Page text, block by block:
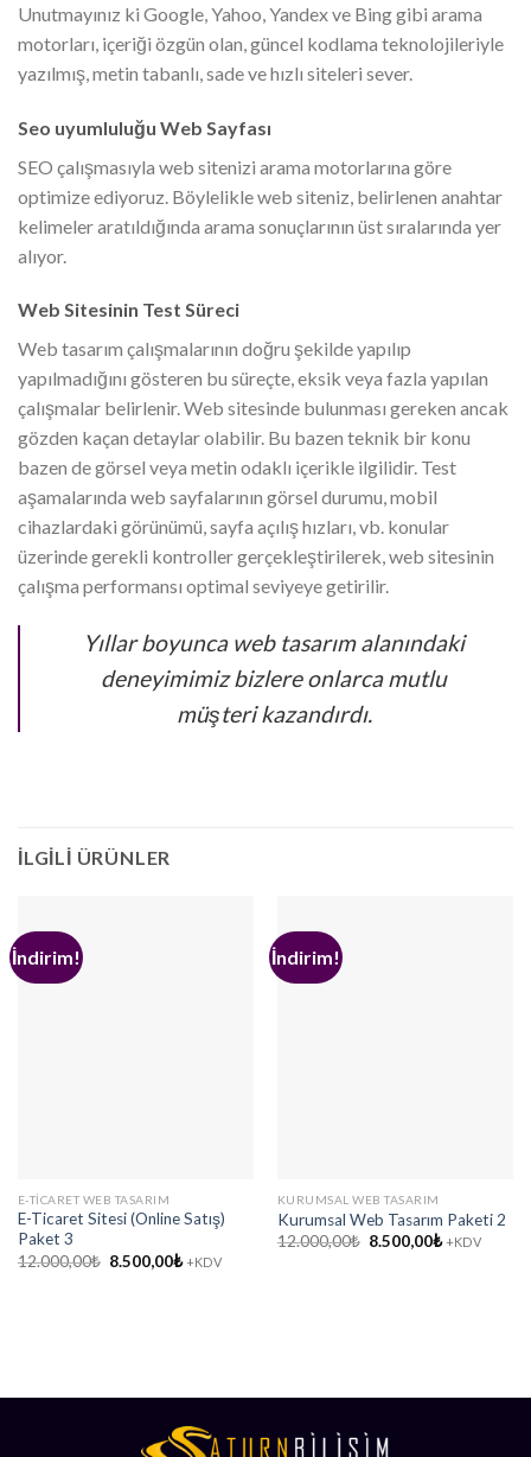
Unutmayınız ki Google, Yahoo, Yandex ve Bing gibi arama
motorları, içeriği özgün olan, güncel kodlama teknolojileriyle
yazılmış, metin tabanlı, sade ve hızlı siteleri sever.
Seo uyumluluğu Web Sayfası
SEO çalışmasıyla web sitenizi arama motorlarına göre
optimize ediyoruz. Böylelikle web siteniz, belirlenen anahtar
kelimeler aratıldığında arama sonuçlarının üst sıralarında yer
alıyor.
Web Sitesinin Test Süreci
Web tasarım çalışmalarının doğru şekilde yapılıp
yapılmadığını gösteren bu süreçte, eksik veya fazla yapılan
çalışmalar belirlenir. Web sitesinde bulunması gereken ancak
gözden kaçan detaylar olabilir. Bu bazen teknik bir konu
bazen de görsel veya metin odaklı içerikle ilgilidir. Test
aşamalarında web sayfalarının görsel durumu, mobil
cihazlardaki görünümü, sayfa açılış hızları, vb. konular
üzerinde gerekli kontroller gerçekleştirilerek, web sitesinin
çalışma performansı optimal seviyeye getirilir.
Yıllar boyunca web tasarım alanındaki
deneyimimiz bizlere onlarca mutlu
müşteri kazandırdı.
İLGILI ÜRÜNLER
İndirim!
E-TICARET WEB TASARIM
E-Ticaret Sitesi (Online Satış)
Paket 3
12.000,00₺ Orijinal
8.500,00₺Şu
+KDV
İndirim!
KURUMSAL WEB TASARIM
Kurumsal Web Tasarım Paketi 2
12.000,00₺ Orijinal
8.500,00₺Şu
+KDV